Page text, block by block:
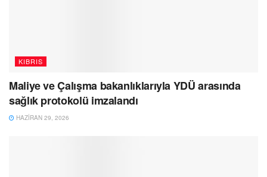
KIBRIS
Maliye ve Çalışma bakanlıklarıyla YDÜ arasında
sağlık protokolü imzalandı
HAZIRAN 29, 2026